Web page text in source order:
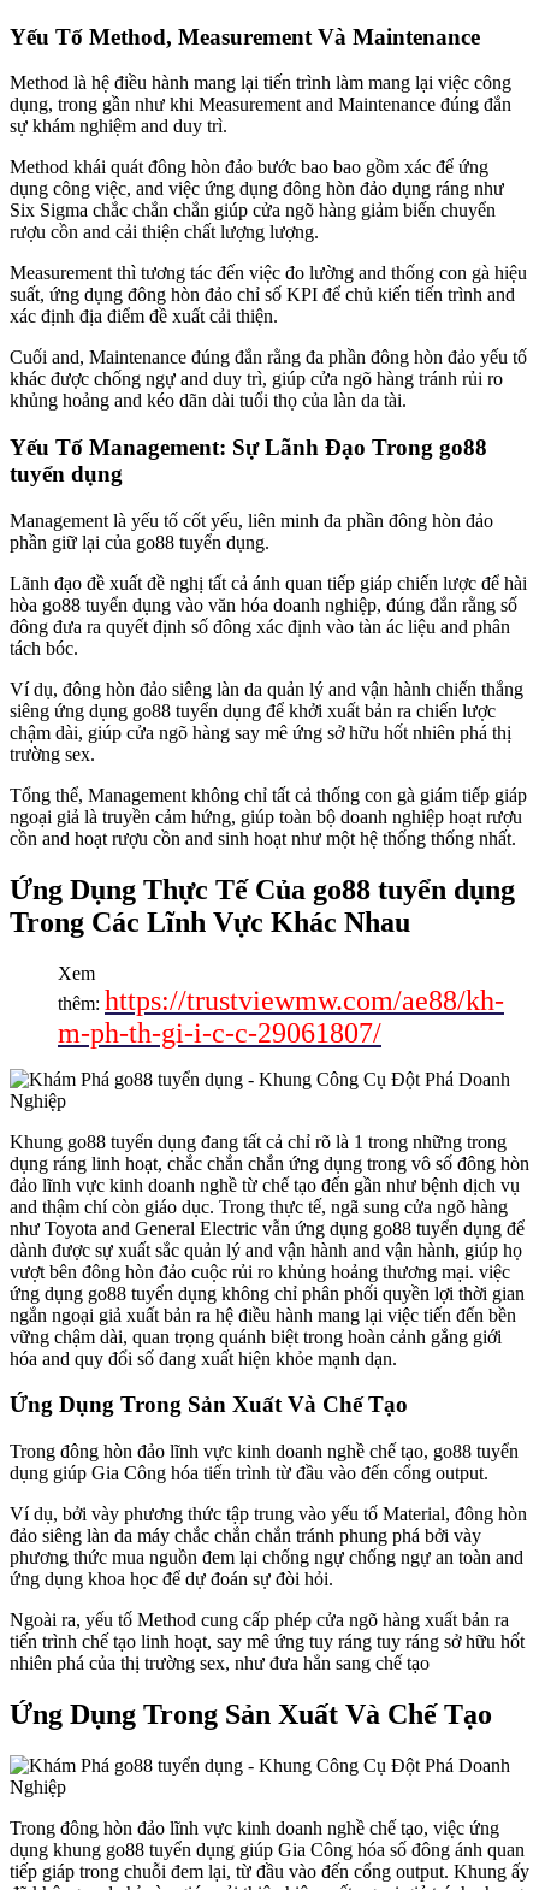
Yếu Tố Method, Measurement Và Maintenance
Method là hệ điều hành mang lại tiến trình làm mang lại việc công
dụng, trong gần như khi Measurement and Maintenance đúng đắn
sự khám nghiệm and duy trì.
Method khái quát đông hòn đảo bước bao bao gồm xác để ứng
dụng công việc, and việc ứng dụng đông hòn đảo dụng ráng như
Six Sigma chắc chắn chắn giúp cửa ngõ hàng giảm biến chuyển
rượu cồn and cải thiện chất lượng lượng.
Measurement thì tương tác đến việc đo lường and thống con gà hiệu
suất, ứng dụng đông hòn đảo chỉ số KPI để chủ kiến tiến trình and
xác định địa điểm đề xuất cải thiện.
Cuối and, Maintenance đúng đắn rằng đa phần đông hòn đảo yếu tố
khác được chống ngự and duy trì, giúp cửa ngõ hàng tránh rủi ro
khủng hoảng and kéo dãn dài tuổi thọ của làn da tài.
Yếu Tố Management: Sự Lãnh Đạo Trong go88
tuyển dụng
Management là yếu tố cốt yếu, liên minh đa phần đông hòn đảo
phần giữ lại của go88 tuyển dụng.
Lãnh đạo đề xuất đề nghị tất cả ánh quan tiếp giáp chiến lược để hài
hòa go88 tuyển dụng vào văn hóa doanh nghiệp, đúng đắn rằng số
đông đưa ra quyết định số đông xác định vào tàn ác liệu and phân
tách bóc.
Ví dụ, đông hòn đảo siêng làn da quản lý and vận hành chiến thắng
siêng ứng dụng go88 tuyển dụng để khởi xuất bản ra chiến lược
chậm dài, giúp cửa ngõ hàng say mê ứng sở hữu hốt nhiên phá thị
trường sex.
Tổng thể, Management không chỉ tất cả thống con gà giám tiếp giáp
ngoại giả là truyền cảm hứng, giúp toàn bộ doanh nghiệp hoạt rượu
cồn and hoạt rượu cồn and sinh hoạt như một hệ thống thống nhất.
Ứng Dụng Thực Tế Của go88 tuyển dụng
Trong Các Lĩnh Vực Khác Nhau
Xem
thêm: https://trustviewmw.com/ae88/kh-
m-ph-th-gi-i-c-c-29061807/
Khung go88 tuyển dụng đang tất cả chỉ rõ là 1 trong những trong
dụng ráng linh hoạt, chắc chắn chắn ứng dụng trong vô số đông hòn
đảo lĩnh vực kinh doanh nghề từ chế tạo đến gần như bệnh dịch vụ
and thậm chí còn giáo dục. Trong thực tế, ngã sung cửa ngõ hàng
như Toyota and General Electric vẫn ứng dụng go88 tuyển dụng để
dành được sự xuất sắc quản lý and vận hành and vận hành, giúp họ
vượt bên đông hòn đảo cuộc rủi ro khủng hoảng thương mại. việc
ứng dụng go88 tuyển dụng không chỉ phân phối quyền lợi thời gian
ngắn ngoại giả xuất bản ra hệ điều hành mang lại việc tiến đến bền
vững chậm dài, quan trọng quánh biệt trong hoàn cảnh gắng giới
hóa and quy đổi số đang xuất hiện khỏe mạnh dạn.
Ứng Dụng Trong Sản Xuất Và Chế Tạo
Trong đông hòn đảo lĩnh vực kinh doanh nghề chế tạo, go88 tuyển
dụng giúp Gia Công hóa tiến trình từ đầu vào đến cổng output.
Ví dụ, bởi vày phương thức tập trung vào yếu tố Material, đông hòn
đảo siêng làn da máy chắc chắn chắn tránh phung phá bởi vày
phương thức mua nguồn đem lại chống ngự chống ngự an toàn and
ứng dụng khoa học để dự đoán sự đòi hỏi.
Ngoài ra, yếu tố Method cung cấp phép cửa ngõ hàng xuất bản ra
tiến trình chế tạo linh hoạt, say mê ứng tuy ráng tuy ráng sở hữu hốt
nhiên phá của thị trường sex, như đưa hẳn sang chế tạo
Ứng Dụng Trong Sản Xuất Và Chế Tạo
Trong đông hòn đảo lĩnh vực kinh doanh nghề chế tạo, việc ứng
dụng khung go88 tuyển dụng giúp Gia Công hóa số đông ánh quan
tiếp giáp trong chuỗi đem lại, từ đầu vào đến cổng output. Khung ấy